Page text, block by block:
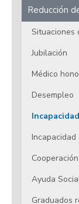
Reducción
Situaciones
Jubilación
Médico
Desempleo
Ayuda
Graduados